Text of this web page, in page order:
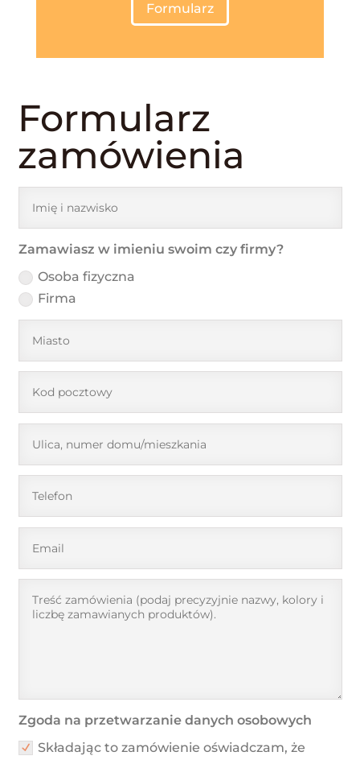
Formularz
Formularz
zamówienia
Zamawiasz w imieniu swoim czy firmy?
Osoba fizyczna
Firma
Zgoda na przetwarzanie danych osobowych
Składając to zamówienie oświadczam, że